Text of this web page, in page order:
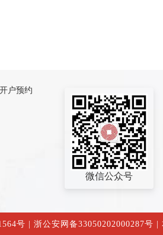
户预约
微信公众号
号 浙公安网备33050202000287号 |